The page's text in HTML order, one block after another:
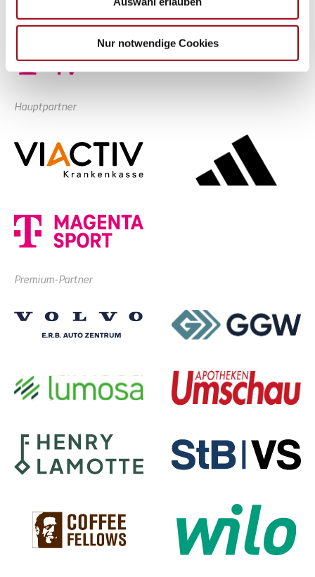
Partner führen diese Informationen möglicherweise mit
weiteren Daten zusammen, die Sie ihnen bereitgestellt
haben oder die sie im Rahmen Ihrer Nutzung der Dienste
Nur notwendige Cookies
Hauptpartner
Premium-Partner